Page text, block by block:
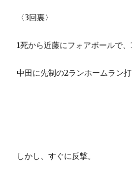
〈3回裏〉
1死から近藤にフォアボールで、
中田に先制の2ランホームラン
しかし、すぐに反撃。